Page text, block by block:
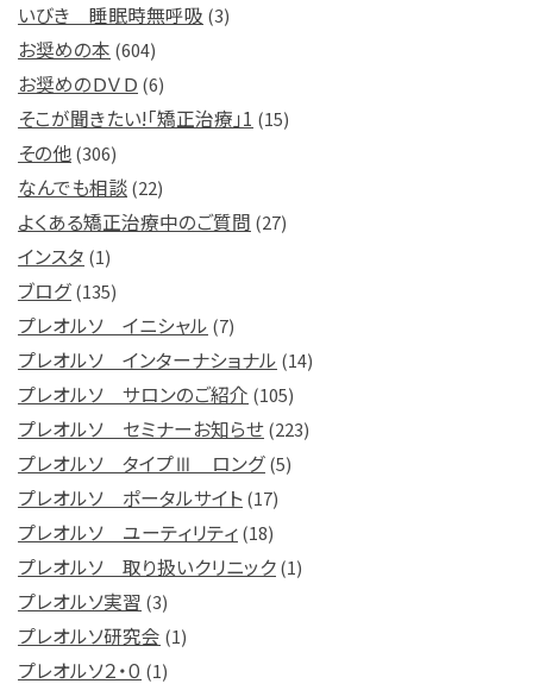
いびき 睡眠時無呼吸 (3)
お奨めの本 (604)
お奨めのＤＶＤ (6)
そこが聞きたい!「矯正治療」1 (15)
その他(306)
なんでも相談(22)
よくある矯正治療中のご質問 (27)
インスタ (1)
ブログ(135)
プレオルソ イニシャル (7)
プレオルソ インターナショナル (14)
プレオルソ サロンのご紹介 (105)
プレオルソ セミナーお知らせ(223)
プレオルソ タイプⅢ ロング(5)
プレオルソ ポータルサイト(17)
プレオルソ ユーティリティ(18)
プレオルソ 取り扱いクリニック(1)
プレオルソ実習 (3)
プレオルソ研究会 (1)
プレオルソ２・０ (1)